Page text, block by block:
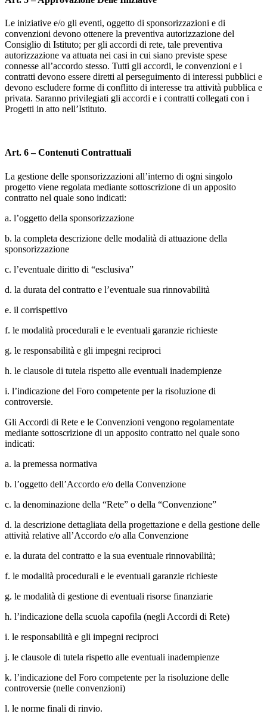
Le iniziative e/o gli eventi, oggetto di sponsorizzazioni e di
convenzioni devono ottenere la preventiva autorizzazione del
Consiglio di Istituto; per gli accordi di rete, tale preventiva
autorizzazione va attuata nei casi in cui siano previste spese
connesse all’accordo stesso. Tutti gli accordi, le convenzioni e i
contratti devono essere diretti al perseguimento di interessi pubblici e
devono escludere forme di conflitto di interesse tra attività pubblica e
privata. Saranno privilegiati gli accordi e i contratti collegati con i
Progetti in atto nell’Istituto.
Art. 6 – Contenuti Contrattuali
La gestione delle sponsorizzazioni all’interno di ogni singolo
progetto viene regolata mediante sottoscrizione di un apposito
contratto nel quale sono indicati:
a. l’oggetto della sponsorizzazione
b. la completa descrizione delle modalità di attuazione della
sponsorizzazione
c. l’eventuale diritto di “esclusiva”
d. la durata del contratto e l’eventuale sua rinnovabilità
e. il corrispettivo
f. le modalità procedurali e le eventuali garanzie richieste
g. le responsabilità e gli impegni reciproci
h. le clausole di tutela rispetto alle eventuali inadempienze
i. l’indicazione del Foro competente per la risoluzione di
controversie.
Gli Accordi di Rete e le Convenzioni vengono regolamentate
mediante sottoscrizione di un apposito contratto nel quale sono
indicati:
a. la premessa normativa
b. l’oggetto dell’Accordo e/o della Convenzione
c. la denominazione della “Rete” o della “Convenzione”
d. la descrizione dettagliata della progettazione e della gestione delle
attività relative all’Accordo e/o alla Convenzione
e. la durata del contratto e la sua eventuale rinnovabilità;
f. le modalità procedurali e le eventuali garanzie richieste
g. le modalità di gestione di eventuali risorse finanziarie
h. l’indicazione della scuola capofila (negli Accordi di Rete)
i. le responsabilità e gli impegni reciproci
j. le clausole di tutela rispetto alle eventuali inadempienze
k. l’indicazione del Foro competente per la risoluzione delle
controversie (nelle convenzioni)
l. le norme finali di rinvio.